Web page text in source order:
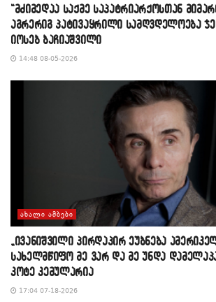
“მძიმედაა საქმე საპატრიარქოსთან
აგრერიგ პატივაყრილი სამღვდელოება
იოსებ ბაჩიაშვილი
14:48 08-05-2026
ᲐᲮᲐᲚᲘ ᲐᲛᲑᲔᲑᲘ
„ივანიშვილი პირდაპირ ეუბნება
სახელმწიფო მე ვარ და მე უნდა
კოტე კემულარია
17:04 07-18-2026